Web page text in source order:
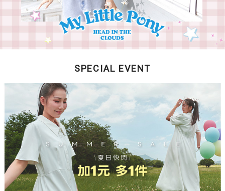
SPECIAL EVENT